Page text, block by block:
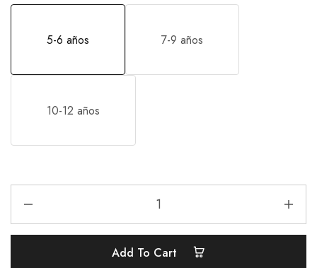
5-6 años 7-9 años
10-12 años
Add To Cart